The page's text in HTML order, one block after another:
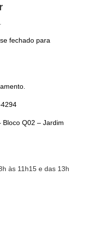
fechado para
Bloco Q02 – Jardim
às 11h15 e das 13h